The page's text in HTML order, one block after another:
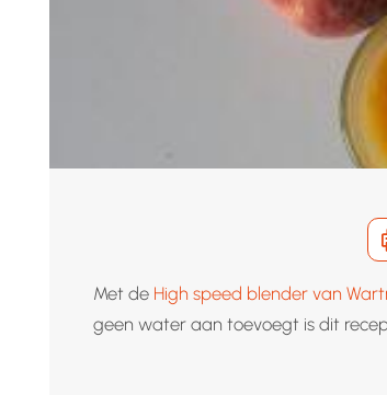
Met de High speed blender van
geen water aan toevoegt is dit